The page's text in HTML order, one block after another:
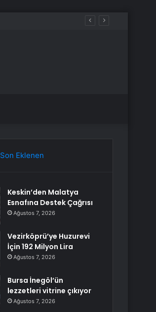
Son Eklenen
Keskin’den Malatya
Esnafına Destek Çağrısı
Ağustos 7, 2026
Vezirköprü’ye Huzurevi
İçin 192 Milyon Lira
Ağustos 7, 2026
Bursa İnegöl’ün
lezzetleri vitrine çıkıyor
Ağustos 7, 2026